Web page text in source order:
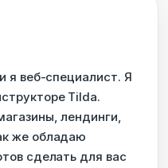
я веб-специалист. Я
Tilda.
лендинги,
же обладаю
сделать для вас